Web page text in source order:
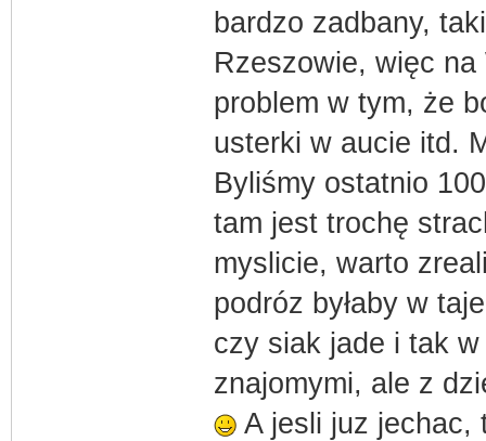
bardzo zadbany,
Rzeszowie, więc
problem w tym, że
usterki w aucie itd.
Byliśmy ostatnio
tam jest trochę
myslicie, warto
podróz byłaby w
czy siak jade i tak
znajomymi, ale z
A jesli juz jechac,